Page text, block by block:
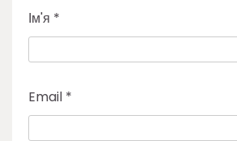
Ім'я *
Email *